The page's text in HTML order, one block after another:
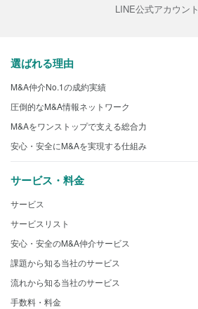
LINE公式アカウント
選ばれる理由
M&A仲介No.1の成約実績
圧倒的なM&A情報ネットワーク
M&Aをワンストップで支える総合力
安心・安全にM&Aを実現する仕組み
サービス・料金
サービス
サービスリスト
安心・安全のM&A仲介サービス
課題から知る当社のサービス
流れから知る当社のサービス
手数料・料金